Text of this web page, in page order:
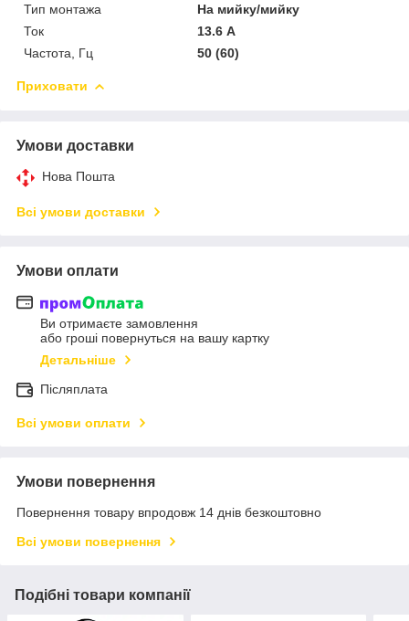
Тип монтажа
На мийку/мийку
Ток
13.6 А
Частота, Гц
50 (60)
Приховати
Умови доставки
Нова Пошта
Всі умови доставки
Умови оплати
Ви отримаєте замовлення
або гроші повернуться на вашу картку
Детальніше
Післяплата
Всі умови оплати
Умови повернення
Повернення товару впродовж 14 днів безкоштовно
Всі умови повернення
Подібні товари компанії